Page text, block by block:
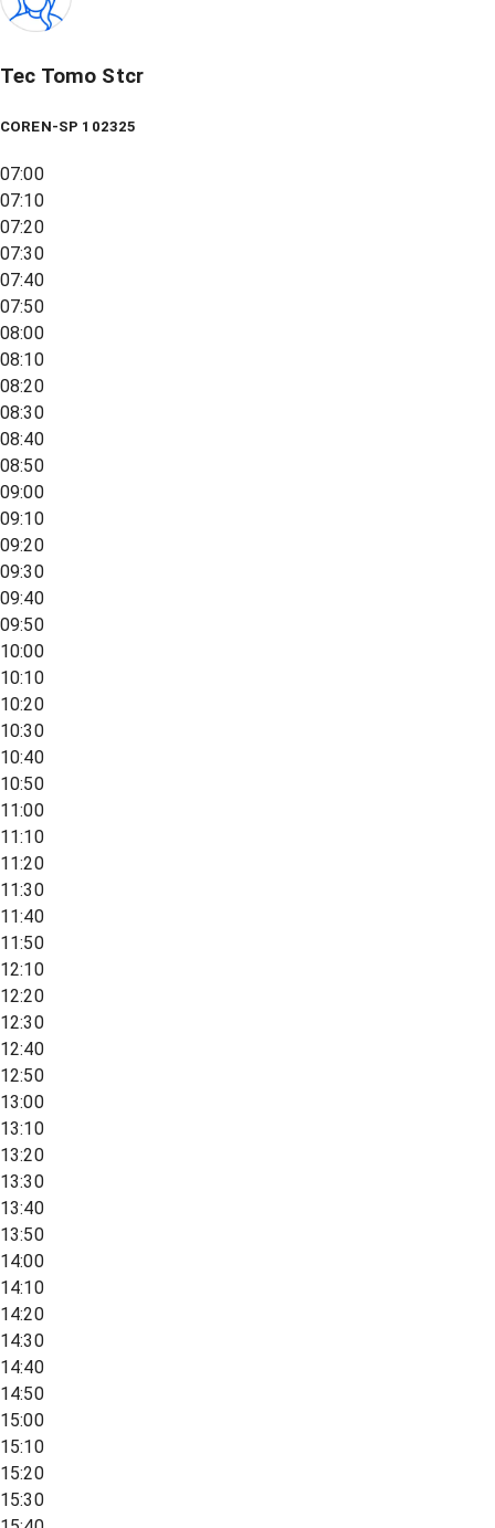
Tec Tomo Stcr
COREN-SP 102325
07:00
07:10
07:20
07:30
07:40
07:50
08:00
08:10
08:20
08:30
08:40
08:50
09:00
09:10
09:20
09:30
09:40
09:50
10:00
10:10
10:20
10:30
10:40
10:50
11:00
11:10
11:20
11:30
11:40
11:50
12:10
12:20
12:30
12:40
12:50
13:00
13:10
13:20
13:30
13:40
13:50
14:00
14:10
14:20
14:30
14:40
14:50
15:00
15:10
15:20
15:30